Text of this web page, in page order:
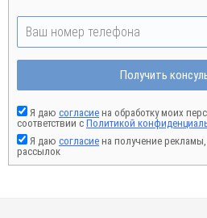
Получить
Я даю согласие на обработку моих
соответствии с Политикой
Я даю согласие на получение
рассылок